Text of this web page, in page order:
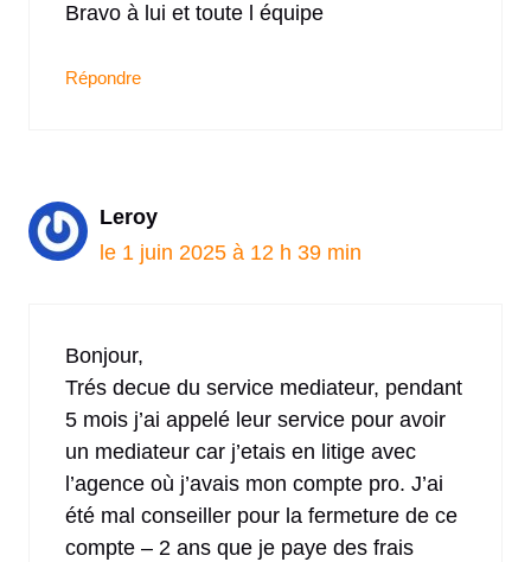
Bravo à lui et toute l équipe
Répondre
Leroy
le 1 juin 2025 à 12 h 39 min
Bonjour,
Trés decue du service mediateur, pendant
5 mois j’ai appelé leur service pour avoir
un mediateur car j’etais en litige avec
l’agence où j’avais mon compte pro. J’ai
été mal conseiller pour la fermeture de ce
compte – 2 ans que je paye des frais